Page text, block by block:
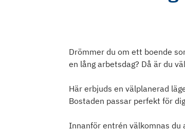
Drömmer du om ett boende
en lång arbetsdag? Då är du
Här erbjuds en välplanerad
Bostaden passar perfekt för
Innanför entrén välkomnas du